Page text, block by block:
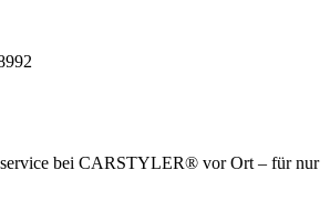
bei CARSTYLER® vor Ort – für nur